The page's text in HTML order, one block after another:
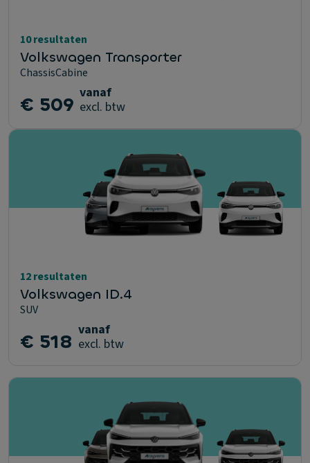
10 resultaten
Volkswagen Transporter
ChassisCabine
€ 509 vanaf
excl. btw
12 resultaten
Volkswagen ID.4
SUV
€ 518 vanaf
excl. btw